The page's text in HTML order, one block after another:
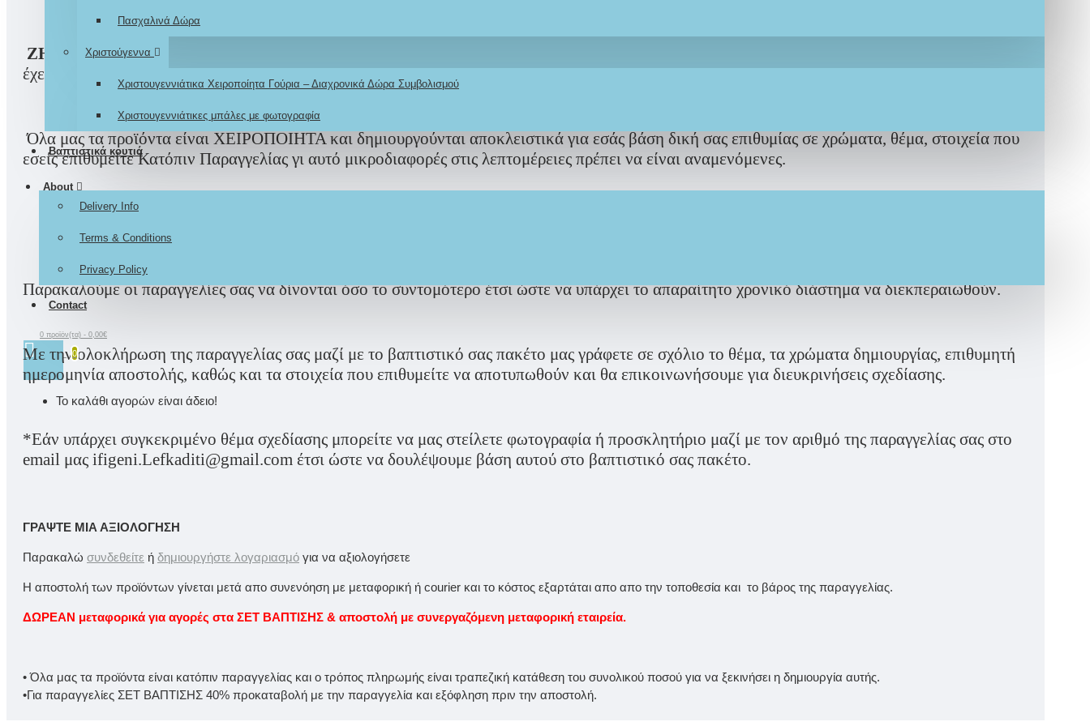
Πασχαλινά Δώρα
Χριστούγεννα
Χριστουγεννιάτικα Χειροποίητα Γούρια – Διαχρονικά Δώρα Συμβολισμού
Χριστουγεννιάτικες μπάλες με φωτογραφία
Βαπτιστικά κουτιά
About
Delivery Info
Terms & Conditions
Privacy Policy
Contact
0 προϊόν(τα) - 0,00€
0
Το καλάθι αγορών είναι άδειο!
ΖΗΤΗΣΤΕ μας… να
έχετε ονειρευτεί
Όλα μας τα προϊόντα είναι ΧΕΙΡΟΠΟΙΗΤΑ και δημιουργούνται αποκλειστικά για εσάς βάση δική σας επιθυμίας σε χρώματα, θέμα, στοιχεία που
εσείς επιθυμείτε Κατόπιν Παραγγελίας γι αυτό μικροδιαφορές στις λεπτομέρειες πρέπει να είναι αναμενόμενες.
Παρακαλούμε οι παραγγελίες σας να δίνονται όσο το συντομότερο έτσι ώστε να υπάρχει το απαραίτητο χρονικό διάστημα να διεκπεραιωθούν.
Με την ολοκλήρωση της παραγγελίας σας μαζί με το βαπτιστικό σας πακέτο μας γράφετε σε σχόλιο το θέμα, τα χρώματα δημιουργίας, επιθυμητή
ημερομηνία αποστολής, καθώς και τα στοιχεία που επιθυμείτε να αποτυπωθούν και θα επικοινωνήσουμε για διευκρινήσεις σχεδίασης.
*Εάν υπάρχει συγκεκριμένο θέμα σχεδίασης μπορείτε να μας στείλετε φωτογραφία ή προσκλητήριο μαζί με τον αριθμό της παραγγελίας σας στο
email μας ifigeni.Lefkaditi@gmail.com έτσι ώστε να δουλέψουμε βάση αυτού στο βαπτιστικό σας πακέτο.
ΓΡΆΨΤΕ ΜΙΑ ΑΞΙΟΛΌΓΗΣΗ
Παρακαλώ συνδεθείτε ή δημιουργήστε λογαριασμό για να αξιολογήσετε
Η αποστολή των προϊόντων γίνεται μετά απο συνενόηση με μεταφορική ή courier και το κόστος εξαρτάται απο απο την τοποθεσία και το βάρος της παραγγελίας.
ΔΩΡΕΑΝ μεταφορικά για αγορές στα ΣΕΤ ΒΑΠΤΙΣΗΣ & αποστολή με συνεργαζόμενη μεταφορική εταιρεία.
• Όλα μας τα προϊόντα είναι κατόπιν παραγγελίας και ο τρόπος πληρωμής είναι τραπεζική κατάθεση του συνολικού ποσού για να ξεκινήσει η δημιουργία αυτής.
•Για παραγγελίες ΣΕΤ ΒΑΠΤΙΣΗΣ 40% προκαταβολή με την παραγγελία και εξόφληση πριν την αποστολή.